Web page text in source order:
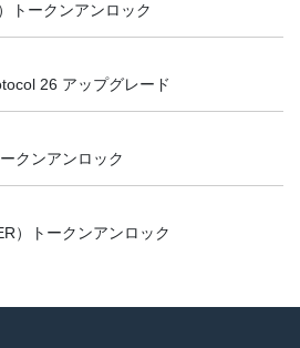
トークンアンロック
26 アップグレード
クンアンロック
）トークンアンロック